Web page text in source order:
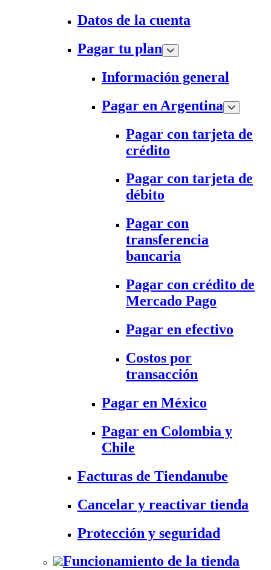
Datos de la cuenta
Pagar tu plan
Información general
Pagar en Argentina
Pagar con tarjeta de
crédito
Pagar con tarjeta de
débito
Pagar con
transferencia
bancaria
Pagar con crédito de
Mercado Pago
Pagar en efectivo
Costos por
transacción
Pagar en México
Pagar en Colombia y
Chile
Facturas de Tiendanube
Cancelar y reactivar tienda
Protección y seguridad
Funcionamiento de la tienda